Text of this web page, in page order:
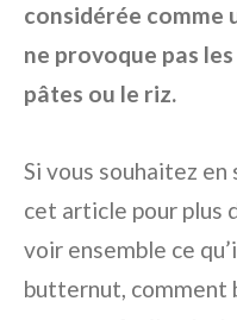
considérée comme
ne provoque pas
pâtes ou le riz.
Si vous souhaitez
cet article pour plus
voir ensemble ce
butternut, comment